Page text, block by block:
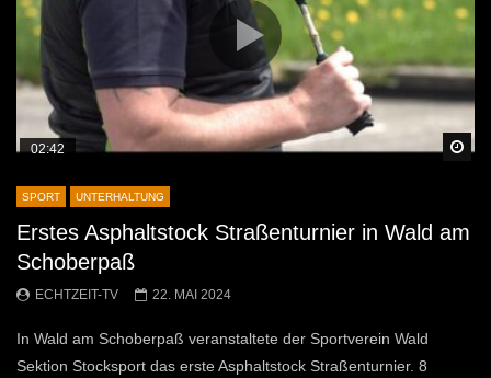
02:42
SPORT UNTERHALTUNG
Erstes Asphaltstock Straßenturnier in Wald am
Schoberpaß
ECHTZEIT-TV 22. MAI 2024
In Wald am Schoberpaß veranstaltete der Sportverein Wald
Sektion Stocksport das erste Asphaltstock Straßenturnier. 8